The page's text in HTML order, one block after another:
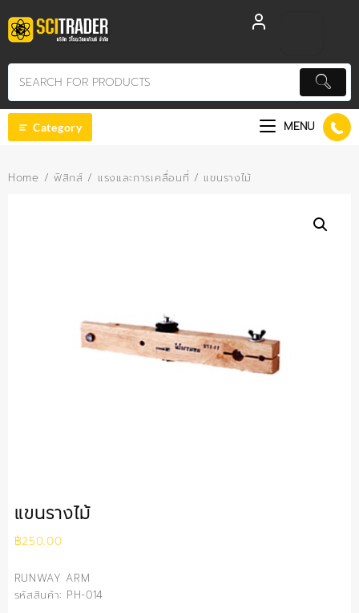
to
content
Category MENU
Home / ฟิสิกส์ / แรงและการเคลื่อนที่ / แขนรางไม้
แขนรางไม้
฿250.00
RUNWAY ARM
รหัสสินค้า: PH-014